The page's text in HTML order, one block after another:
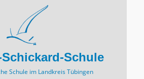
Schule
Schule im Landkreis Tübingen